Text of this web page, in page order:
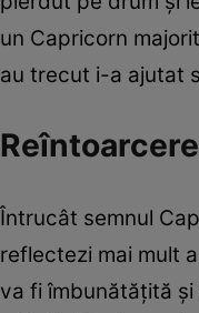
un Capricorn
au trecut i-a ajutat
Întrucât semnul
reflectezi mai mult
va fi îmbunătăţită